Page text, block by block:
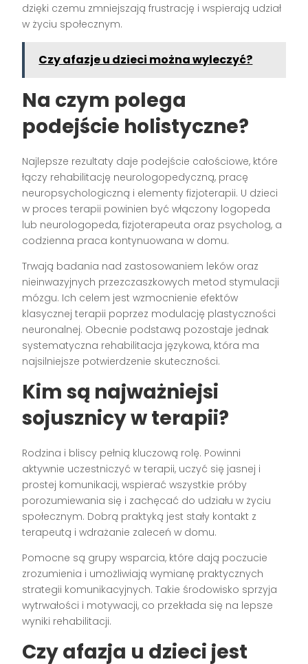
dzięki czemu zmniejszają frustrację i wspierają udział
w życiu społecznym.
Czy afazje u dzieci można wyleczyć?
Na czym polega
podejście holistyczne?
Najlepsze rezultaty daje podejście całościowe, które
łączy rehabilitację neurologopedyczną, pracę
neuropsychologiczną i elementy fizjoterapii. U dzieci
w proces terapii powinien być włączony logopeda
lub neurologopeda, fizjoterapeuta oraz psycholog, a
codzienna praca kontynuowana w domu.
Trwają badania nad zastosowaniem leków oraz
nieinwazyjnych przezczaszkowych metod stymulacji
mózgu. Ich celem jest wzmocnienie efektów
klasycznej terapii poprzez modulację plastyczności
neuronalnej. Obecnie podstawą pozostaje jednak
systematyczna rehabilitacja językowa, która ma
najsilniejsze potwierdzenie skuteczności.
Kim są najważniejsi
sojusznicy w terapii?
Rodzina i bliscy pełnią kluczową rolę. Powinni
aktywnie uczestniczyć w terapii, uczyć się jasnej i
prostej komunikacji, wspierać wszystkie próby
porozumiewania się i zachęcać do udziału w życiu
społecznym. Dobrą praktyką jest stały kontakt z
terapeutą i wdrażanie zaleceń w domu.
Pomocne są grupy wsparcia, które dają poczucie
zrozumienia i umożliwiają wymianę praktycznych
strategii komunikacyjnych. Takie środowisko sprzyja
wytrwałości i motywacji, co przekłada się na lepsze
wyniki rehabilitacji.
Czy afazja u dzieci jest